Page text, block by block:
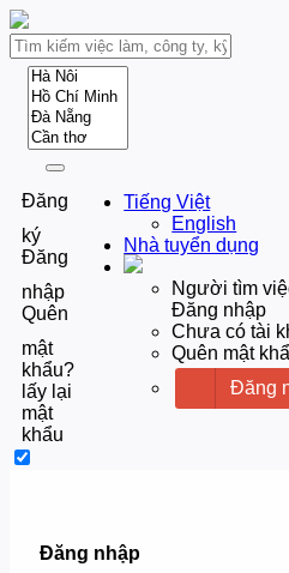
Tiếng Việt
English
Nhà tuyển dụng
Người tìm
Đăng nhập
Chưa có tài
Quên mật
Đăng
Đăng
ký
Đăng
nhập
Quên
mật
khẩu?
lấy lại
mật
khẩu
Đăng nhập